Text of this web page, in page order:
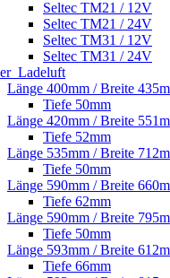
Seltec TM21 / 12V
Seltec TM21 / 24V
Seltec TM31 / 12V
Seltec TM31 / 24V
Länge 400mm / Breite
Tiefe 50mm
Länge 420mm / Breite
Tiefe 52mm
Länge 535mm / Breite
Tiefe 50mm
Länge 590mm / Breite
Tiefe 62mm
Länge 590mm / Breite
Tiefe 50mm
Länge 593mm / Breite
Tiefe 66mm